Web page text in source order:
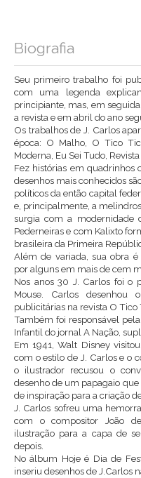
Biografia
Seu primeiro trabalho foi
com uma legenda
principiante, mas, em
a revista e em abril do ano
Os trabalhos de J. Carlos
época: O Malho, O Tico
Moderna, Eu Sei Tudo,
Fez histórias em quadrinhos
desenhos mais conhecidos
políticos da então capital
e, principalmente, a
surgia com a modernidade
Pederneiras e com Kalixto
brasileira da Primeira
Além de variada, sua obra
por alguns em mais de cem
Nos anos 30 J. Carlos foi o
Mouse. Carlos desenhou
publicitárias na revista O Tico
Também foi responsável
Infantil do jornal A Nação,
Em 1941, Walt Disney
com o estilo de J. Carlos e o
o ilustrador recusou o
desenho de um papagaio
de inspiração para a criação
J. Carlos sofreu uma
com o compositor João
ilustração para a capa de
depois.
No álbum Hoje é Dia de
inseriu desenhos de J.Carlos